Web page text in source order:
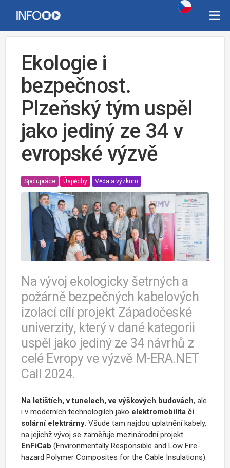
Ekologie i
bezpečnost.
Plzeňský tým uspěl
jako jediný ze 34 v
evropské výzvě
Spolupráce Úspěchy Věda a výzkum
Na vývoj ekologicky šetrných a
požárně bezpečných kabelových
izolací cílí projekt Západočeské
univerzity, který v dané kategorii
uspěl jako jediný ze 34 návrhů z
celé Evropy ve výzvě M-ERA.NET
Call 2024.
Na letištích, v tunelech, ve výškových budovách, ale
i v moderních technologiích jako elektromobilita či
solární elektrárny. Všude tam najdou uplatnění kabely,
na jejichž vývoj se zaměřuje mezinárodní projekt
EnFiCab (Environmentally Responsible and Low Fire-
hazard Polymer Composites for the Cable Insulations).